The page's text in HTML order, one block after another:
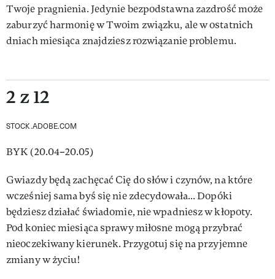
Twoje pragnienia. Jedynie bezpodstawna zazdrość może
zaburzyć harmonię w Twoim związku, ale w ostatnich
dniach miesiąca znajdziesz rozwiązanie problemu.
2 z 12
STOCK.ADOBE.COM
BYK (20.04–20.05)
Gwiazdy będą zachęcać Cię do słów i czynów, na które
wcześniej sama byś się nie zdecydowała... Dopóki
będziesz działać świadomie, nie wpadniesz w kłopoty.
Pod koniec miesiąca sprawy miłosne mogą przybrać
nieoczekiwany kierunek. Przygotuj się na przyjemne
zmiany w życiu!